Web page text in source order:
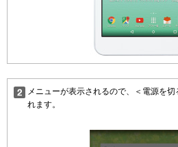
メニューが表示されるので、＜電源を
れます。